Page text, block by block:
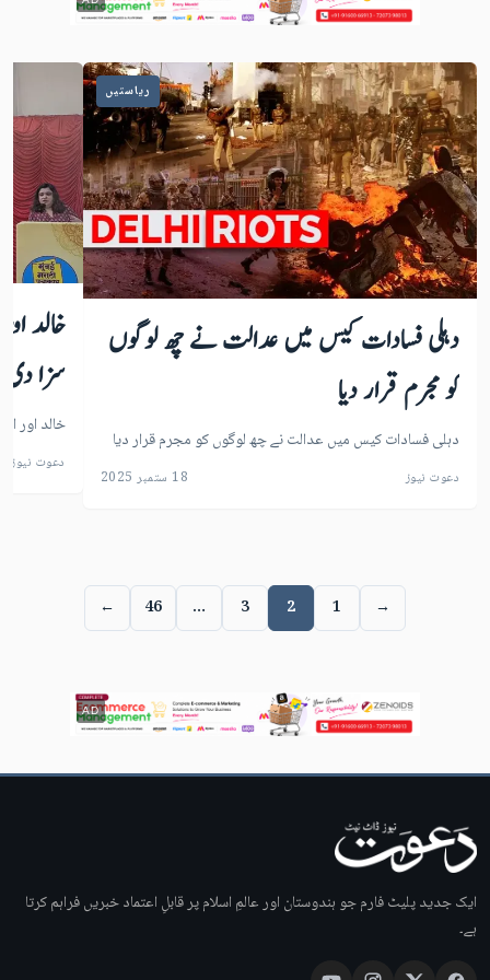
ریاستیں
دہلی فسادات کیس میں عدالت نے چھ لوگوں
کو مجرم قرار دیا
دہلی فسادات کیس میں عدالت نے چھ لوگوں کو مجرم قرار دیا
دعوت نیوز 18 ستمبر 2025
خالد
سزا
خالد اور
دعوت نیوز
→
1
2
3
…
46
←
AD
ایک جدید پلیٹ فارم جو ہندوستان اور عالمِ اسلام پر قابلِ اعتماد خبریں فراہم کرتا
ہے۔